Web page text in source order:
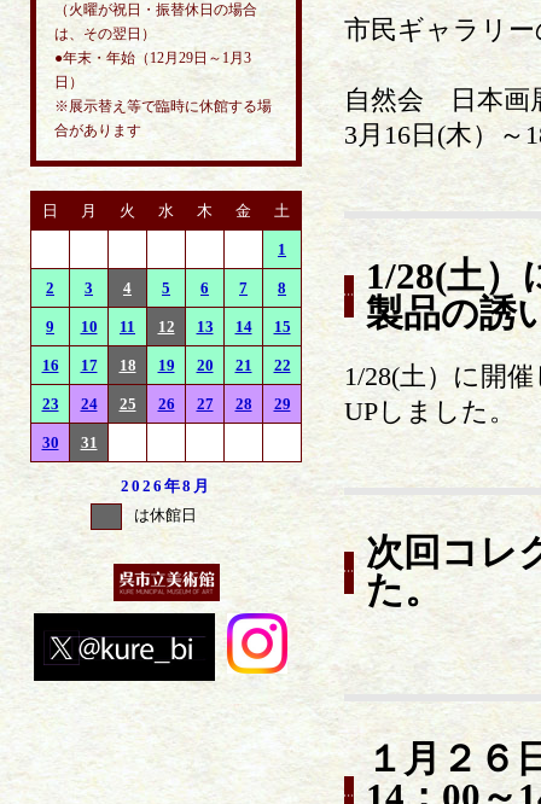
（火曜が祝日・振替休日の場合
は、その翌日）
●年末・年始（12月29日～1月3
日）
※展示替え等で臨時に休館する場
合があります
日 月 火 水 木 金 土
1
2 3 4 5 6 7 8
9 10 11 12 13 14 15
16 17 18 19 20 21 22
23 24 25 26 27 28 29
30 31
2026年8月
は休館日
市民ギャラリ
自然会 日本画
3月16日(木）～
1/28(土）
製品の誘
1/28(土）に開
UPしました。
次回コレ
た。
１月２６